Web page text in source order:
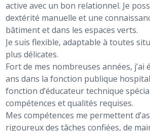
active avec un bon relationnel. Je
dextérité manuelle et une
bâtiment et dans les espaces verts.
Je suis flexible, adaptable à toutes
plus délicates.
Fort de mes nombreuses années, j’ai
ans dans la fonction publique
fonction d’éducateur technique
compétences et qualités requises.
Mes compétences me permettent
rigoureux des tâches confiées, de